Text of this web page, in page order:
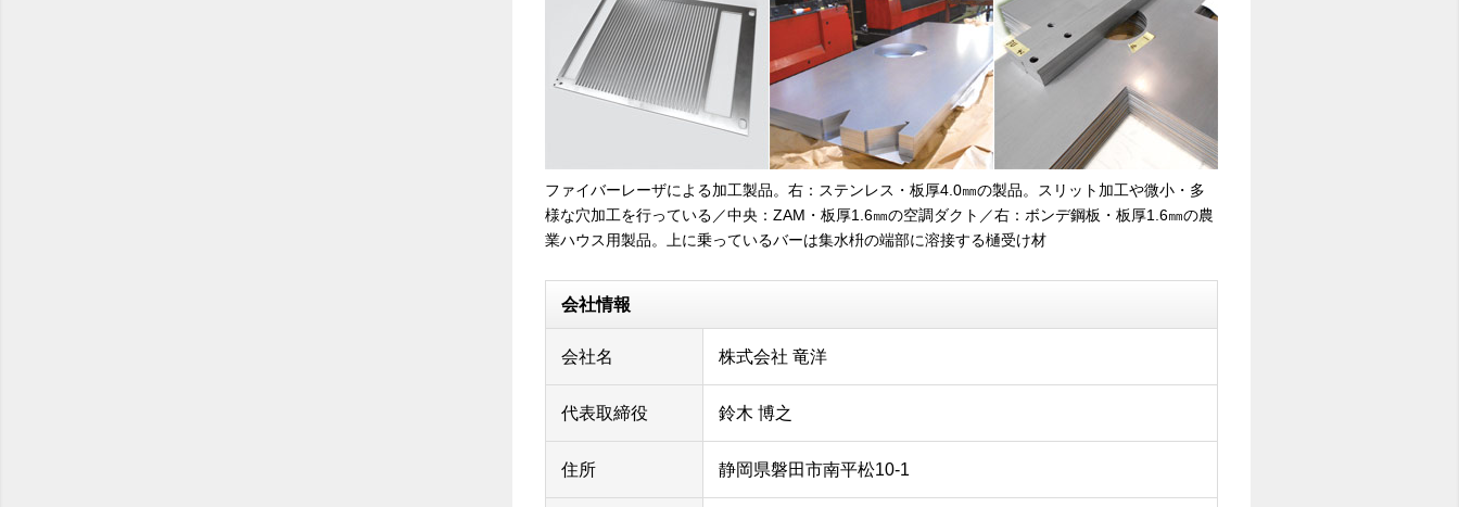
ファイバーレーザによる加工製品。右：ステンレス・板厚4.0㎜の製品。スリット加工や微小・多
様な穴加工を行っている／中央：ZAM・板厚1.6㎜の空調ダクト／右：ボンデ鋼板・板厚1.6㎜の農
業ハウス用製品。上に乗っているバーは集水枡の端部に溶接する樋受け材
会社情報
会社名 株式会社 竜洋
代表取締役 鈴木 博之
住所 静岡県磐田市南平松10-1